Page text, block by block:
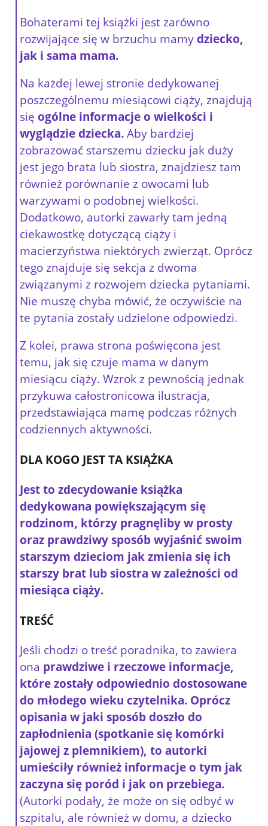
Bohaterami tej książki jest zarówno
rozwijające się w brzuchu mamy dziecko,
jak i sama mama.
Na każdej lewej stronie dedykowanej
poszczególnemu miesiącowi ciąży, znajdują
się ogólne informacje o wielkości i
wyglądzie dziecka. Aby bardziej
zobrazować starszemu dziecku jak duży
jest jego brata lub siostra, znajdziesz tam
również porównanie z owocami lub
warzywami o podobnej wielkości.
Dodatkowo, autorki zawarły tam jedną
ciekawostkę dotyczącą ciąży i
macierzyństwa niektórych zwierząt. Oprócz
tego znajduje się sekcja z dwoma
związanymi z rozwojem dziecka pytaniami.
Nie muszę chyba mówić, że oczywiście na
te pytania zostały udzielone odpowiedzi.
Z kolei, prawa strona poświęcona jest
temu, jak się czuje mama w danym
miesiącu ciąży. Wzrok z pewnością jednak
przykuwa całostronicowa ilustracja,
przedstawiająca mamę podczas różnych
codziennych aktywności.
DLA KOGO JEST TA KSIĄŻKA
Jest to zdecydowanie książka
dedykowana powiększającym się
rodzinom, którzy pragnęliby w prosty
oraz prawdziwy sposób wyjaśnić swoim
starszym dzieciom jak zmienia się ich
starszy brat lub siostra w zależności od
miesiąca ciąży.
TREŚĆ
Jeśli chodzi o treść poradnika, to zawiera
ona prawdziwe i rzeczowe informacje,
które zostały odpowiednio dostosowane
do młodego wieku czytelnika. Oprócz
opisania w jaki sposób doszło do
zapłodnienia (spotkanie się komórki
jajowej z plemnikiem), to autorki
umieściły również informacje o tym jak
zaczyna się poród i jak on przebiega.
(Autorki podały, że może on się odbyć w
szpitalu, ale również w domu, a dziecko